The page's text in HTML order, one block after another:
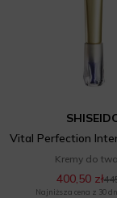
Kremy do
400,50 zł
Najniższa cena z 30